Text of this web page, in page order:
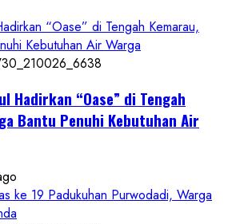
“Oase” di Tengah Kemarau,
Kebutuhan Air Warga
Hadirkan “Oase” di Tengah
Bantu Penuhi Kebutuhan Air
ke 19 Padukuhan Purwodadi, Warga